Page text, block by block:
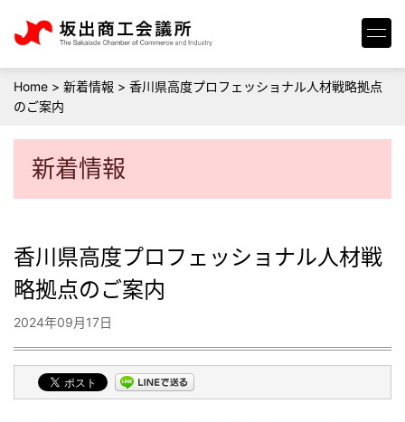
Home > 新着情報 > 香川県高度プロフェッショナル人材戦略拠点
のご案内
新着情報
香川県高度プロフェッショナル人材戦
略拠点のご案内
2024年09月17日